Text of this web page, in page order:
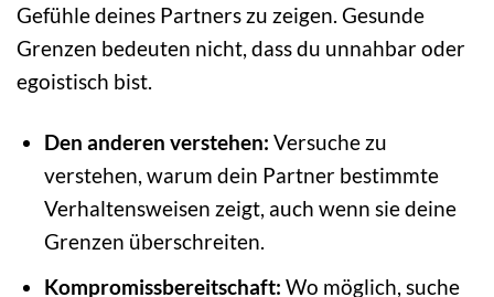
Gefühle deines Partners zu zeigen. Gesunde
Grenzen bedeuten nicht, dass du unnahbar oder
egoistisch bist.
Den anderen verstehen: Versuche zu
verstehen, warum dein Partner bestimmte
Verhaltensweisen zeigt, auch wenn sie deine
Grenzen überschreiten.
Kompromissbereitschaft: Wo möglich, suche